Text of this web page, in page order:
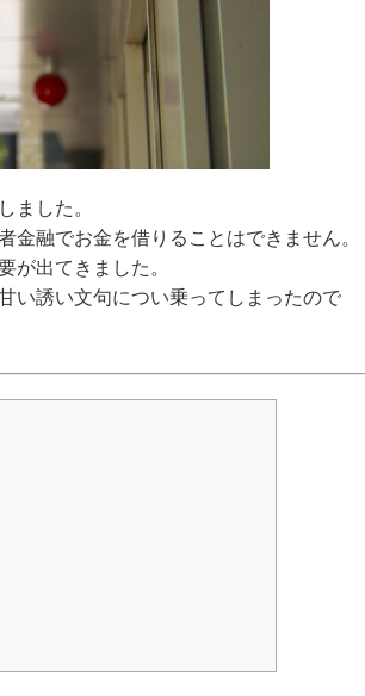
ました。
融でお金を借りることはできません。
が出てきました。
い誘い文句につい乗ってしまったので